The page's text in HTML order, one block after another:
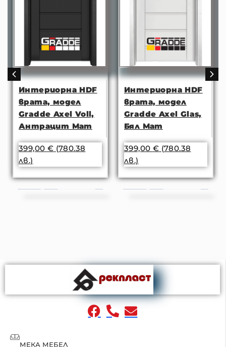
Интериорна HDF
врата, модел
Gradde Axel Voll,
Антрацит Мат
399,00 € (780.38
лв.)
Интериорна HDF
врата, модел
Gradde Axel Glas,
Бял Мат
399,00 € (780.38
лв.)
МЕКА МЕБЕЛ